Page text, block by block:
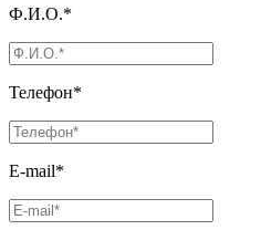
Ф.И.О.*
Телефон*
E-mail*